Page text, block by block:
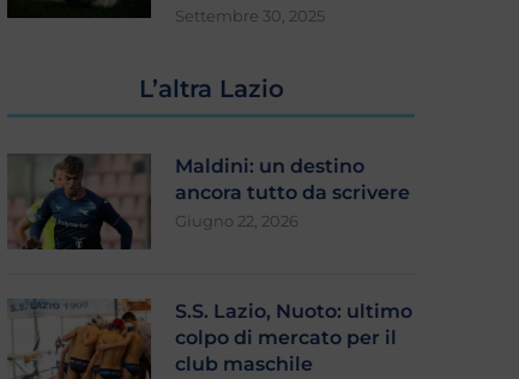
Settembre 30, 2025
L’altra Lazio
Maldini: un destino
ancora tutto da scrivere
Giugno 22, 2026
S.S. Lazio, Nuoto: ultimo
colpo di mercato per il
club maschile